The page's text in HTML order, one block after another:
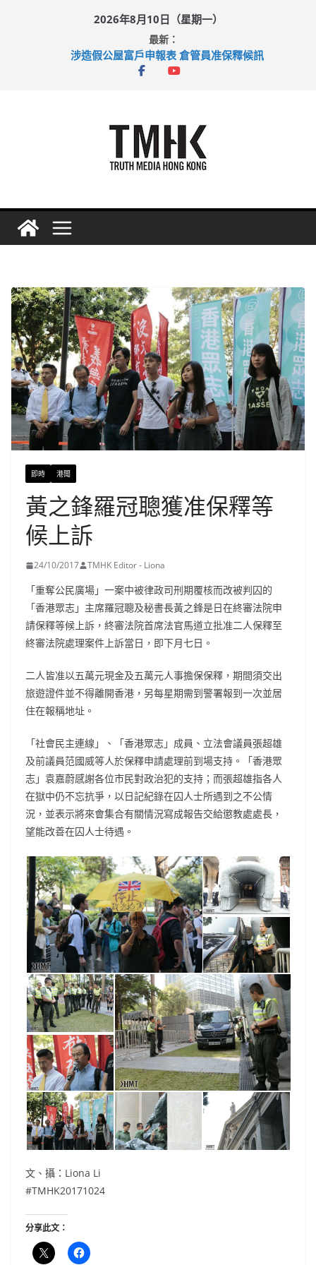
2026年8月10日（星期一）
最新：
性罪行修例獲九成支持 鄧炳強：爭取今屆任期內完成立法
涉造假公屋富戶申報表 倉管員准保釋候訊
即時 港聞
黃之鋒羅冠聰獲准保釋等
候上訴
24/10/2017 TMHK Editor - Liona
「重奪公民廣場」一案中被律政司刑期覆核而改被判囚的
「香港眾志」主席羅冠聰及秘書長黃之鋒是日在終審法院申
請保釋等候上訴，終審法院首席法官馬道立批准二人保釋至
終審法院處理案件上訴當日，即下月七日。
二人皆准以五萬元現金及五萬元人事擔保保釋，期間須交出
旅遊證件並不得離開香港，另每星期需到警署報到一次並居
住在報稱地址。
「社會民主連線」、「香港眾志」成員、立法會議員張超雄
及前議員范國威等人於保釋申請處理前到場支持。「香港眾
志」袁嘉蔚感謝各位市民對政治犯的支持；而張超雄指各人
在獄中仍不忘抗爭，以日記紀錄在囚人士所遇到之不公情
況，並表示將來會集合有關情況寫成報告交給懲教處處長，
望能改善在囚人士待遇。
文、攝：Liona Li
#TMHK20171024
分享此文：